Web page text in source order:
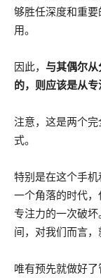
够胜任深度和重
用。
因此， 与其偶尔
的，则应该是从专
注意，这是两个
式。
特别是在这个手
一个角落的时代
专注力的一次破
间，对我们而言，
唯有预先就做好